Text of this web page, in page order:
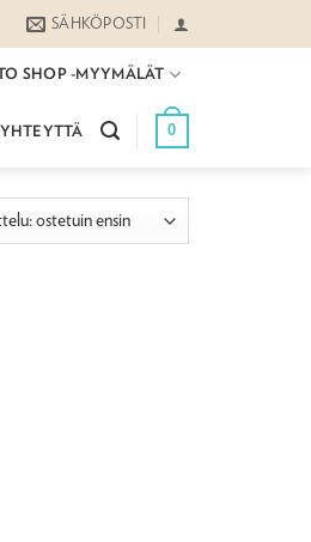
SÄHKÖPOSTI
SHOP -MYYMÄLÄT
0